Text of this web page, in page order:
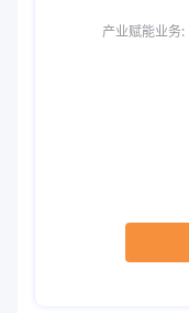
产业赋能业务: